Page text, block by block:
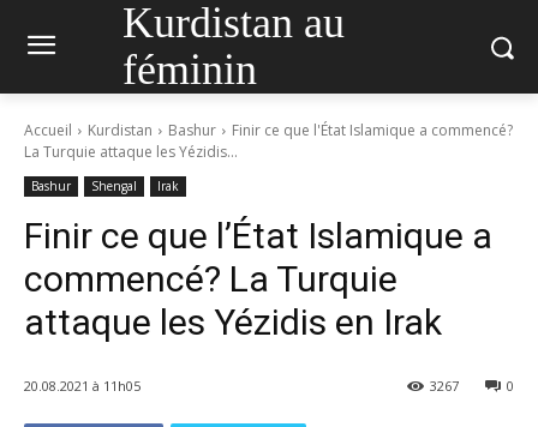
Kurdistan au
féminin
Accueil Kurdistan Bashur
Finir ce que l'État Islamique a commencé?
La Turquie attaque les Yézidis...
Bashur Shengal Irak
Finir ce que l’État Islamique a
commencé? La Turquie
attaque les Yézidis en Irak
20.08.2021 à 11h05 0
3267